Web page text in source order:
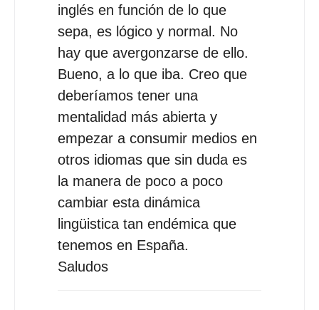
inglés en función de lo que
sepa, es lógico y normal. No
hay que avergonzarse de ello.
Bueno, a lo que iba. Creo que
deberíamos tener una
mentalidad más abierta y
empezar a consumir medios en
otros idiomas que sin duda es
la manera de poco a poco
cambiar esta dinámica
lingüistica tan endémica que
tenemos en España.
Saludos